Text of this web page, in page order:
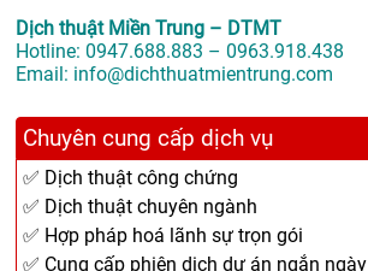
Dịch thuật Miền Trung – DTMT
Hotline: 0947.688.883 – 0963.918.438
Email: info@dichthuatmientrung.com
Chuyên cung cấp dịch vụ
✅ Dịch thuật công chứng
✅ Dịch thuật chuyên ngành
✅ Hợp pháp hoá lãnh sự trọn gói
✅ Cung cấp phiên dịch dự án ngắn ngày